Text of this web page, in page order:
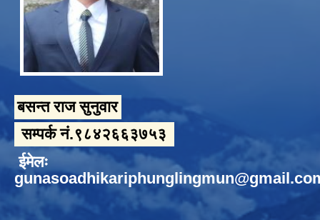
बसन्त राज सुनुवार
सम्पर्क नं.९८४२६६३७५३
ईमेलः